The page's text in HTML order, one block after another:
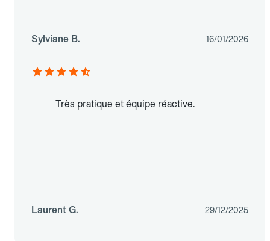
Sylviane B. 16/01/2026
Très pratique et équipe réactive.
Laurent G. 29/12/2025